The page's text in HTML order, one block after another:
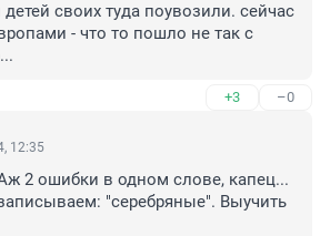
своих туда поувозили. сейчас
- что то пошло не так с
+3 –0
12:35
2 ошибки в одном слове, капец...
"серебряные". Выучить